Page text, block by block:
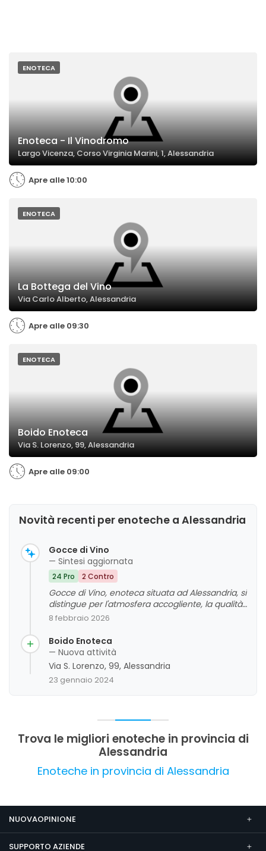
ENOTECA
Enoteca - Il Vinodromo
Largo Vicenza, Corso Virginia Marini, 1, Alessandria
Apre alle 10:00
ENOTECA
La Bottega del Vino
Via Carlo Alberto, Alessandria
Apre alle 09:30
ENOTECA
Boido Enoteca
Via S. Lorenzo, 99, Alessandria
Apre alle 09:00
Novità recenti per enoteche a Alessandria
Gocce di Vino
— Sintesi aggiornata
24 Pro 2 Contro
Gocce di Vino, enoteca situata ad Alessandria, si
distingue per l'atmosfera accogliente, la qualità
dei vini e la cortesia del personale. I clienti
l'ampia selezione di vini di qualità e la
disponibilità dei proprietari, che contribuiscono a
creare un'esperienza piacevole e rilassante. Tra
gli aspetti da migliorare, alcuni commenti
evidenziano la dimensione ridotta del locale e la
e degli aperitivi di qualità, che si distingue per
8 febbraio 2026
Boido Enoteca
— Nuova attività
Via S. Lorenzo, 99, Alessandria
23 gennaio 2024
Trova le migliori enoteche in provincia di
Alessandria
Enoteche in provincia di Alessandria
NUOVAOPINIONE
SUPPORTO AZIENDE